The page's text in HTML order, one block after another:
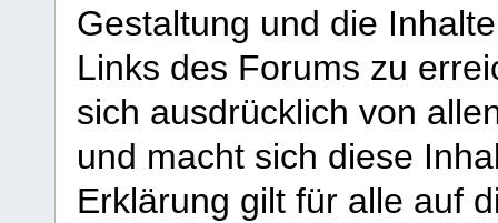
Gestaltung und die
Links des Forums zu
sich ausdrücklich von
und macht sich diese
Erklärung gilt für alle auf